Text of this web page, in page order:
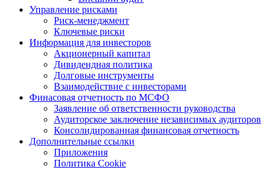
Управление рисками
Риск-менеджмент
Ключевые риски
Информация для инвесторов
Акционерный капитал
Дивидендная политика
Долговые инструменты
Взаимодействие с инвеcторами
Финасовая отчетность по МСФО
Заявление об ответственности руководства
Аудиторское заключение независимых аудиторов
Консолидированная финансовая отчетность
Дополнительные ссылки
Приложения
Политика Cookie